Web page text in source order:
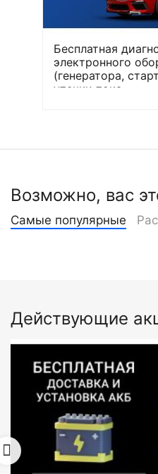
Бесплатная
электронного
(генератора,
утечки тока
Возможно, вас
Самые популярные
Действующие